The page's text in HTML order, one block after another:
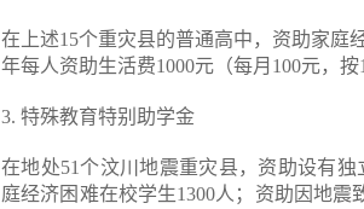
在上述15个重灾县的普通高中，资助家庭
年每人资助生活费1000元（每月100元，按
3. 特殊教育特别助学金
在地处51个汶川地震重灾县，资助设有
庭经济困难在校学生1300人；资助因地震